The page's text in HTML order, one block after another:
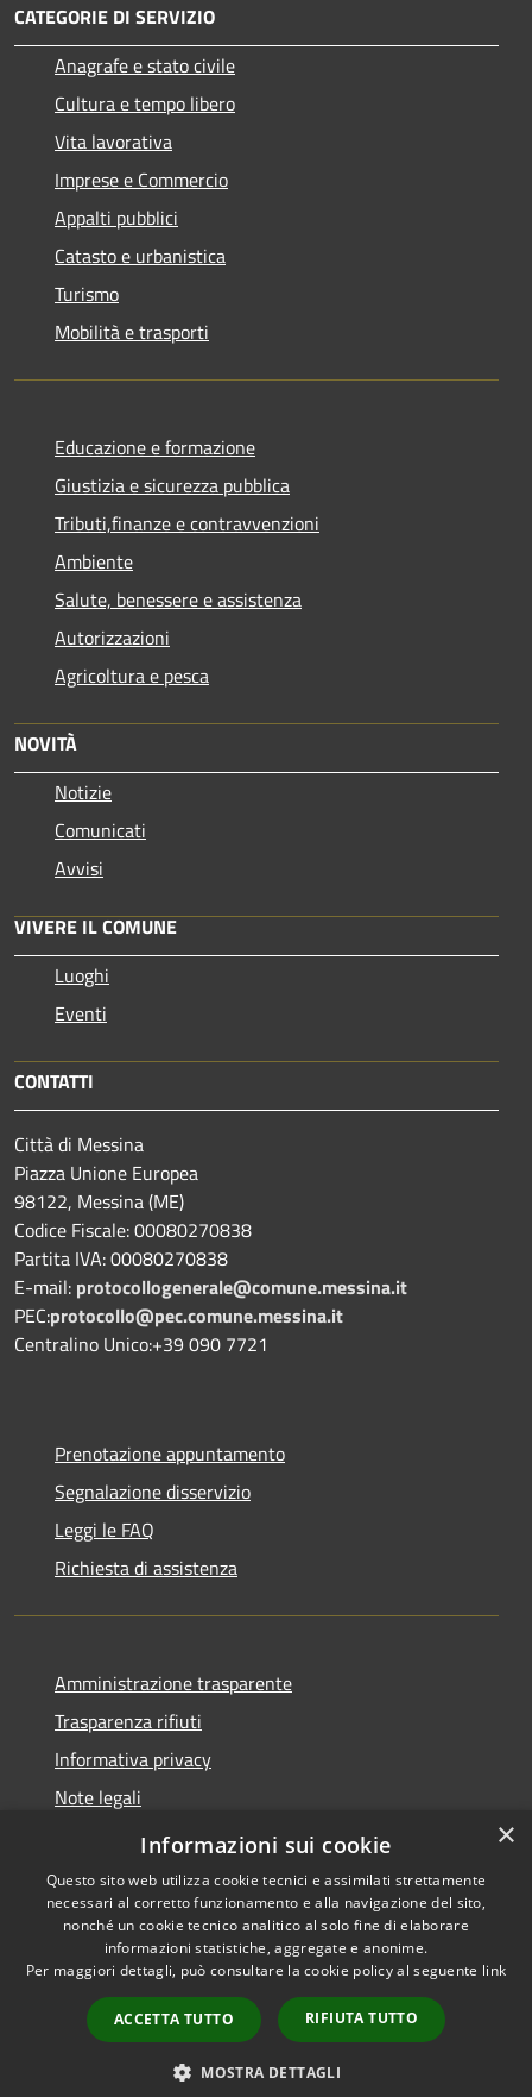
CATEGORIE DI SERVIZIO
Anagrafe e stato civile
Cultura e tempo libero
Vita lavorativa
Imprese e Commercio
Appalti pubblici
Catasto e urbanistica
Turismo
Mobilità e trasporti
Educazione e formazione
Giustizia e sicurezza pubblica
Tributi,finanze e contravvenzioni
Ambiente
Salute, benessere e assistenza
Autorizzazioni
Agricoltura e pesca
NOVITÀ
Notizie
Comunicati
Avvisi
VIVERE IL COMUNE
Luoghi
Eventi
CONTATTI
Città di Messina
Piazza Unione Europea
98122, Messina (ME)
Codice Fiscale: 00080270838
Partita IVA: 00080270838
E-mail: protocollogenerale@comune.messina.it
PEC:protocollo@pec.comune.messina.it
Centralino Unico:+39 090 7721
Prenotazione appuntamento
Segnalazione disservizio
Leggi le FAQ
Richiesta di assistenza
Amministrazione trasparente
Trasparenza rifiuti
Informativa privacy
Note legali
Dichiarazione di accessibilità
Accessibilità
Copyright © 2026 • Città di
Messina • Powered by
Municipium•
Accesso
redazione
×
Informazioni sui cookie
Questo sito web utilizza cookie tecnici e assimilati strettamente
necessari al corretto funzionamento e alla navigazione del sito,
nonché un cookie tecnico analitico al solo fine di elaborare
informazioni statistiche, aggregate e anonime.
Per maggiori dettagli, può consultare la cookie policy al seguente link
ACCETTA TUTTO RIFIUTA TUTTO
MOSTRA DETTAGLI